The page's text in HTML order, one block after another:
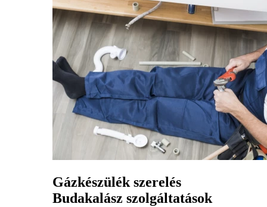
Gázkészülék szerelés
Budakalász szolgáltatások